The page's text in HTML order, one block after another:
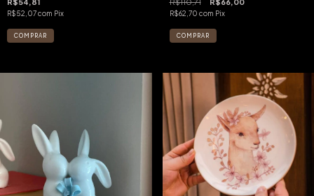
R$52,07com Pix R$62,70 com Pix